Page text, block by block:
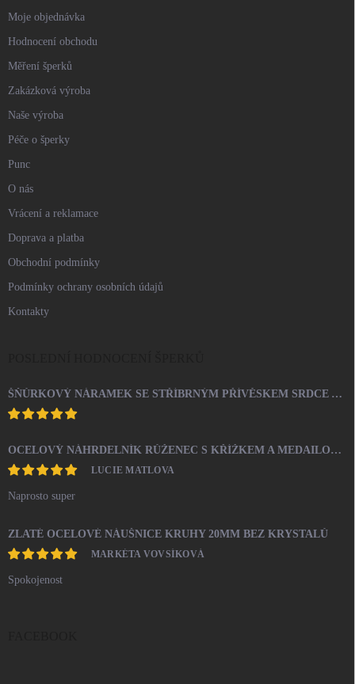
Moje objednávka
Hodnocení obchodu
Měření šperků
Zakázková výroba
Naše výroba
Péče o šperky
Punc
O nás
Vrácení a reklamace
Doprava a platba
Obchodní podmínky
Podmínky ochrany osobních údajů
Kontakty
ŠŇŮRKOVÝ NÁRAMEK SE STŘÍBRNÝM PŘÍVĚSKEM SRDCE A KRYSTALY SWAROVSKI CRYSTAL (STŘÍBRO 925/1000)
OCELOVÝ NÁHRDELNÍK RŮŽENEC S KŘÍŽKEM A MEDAILONEM
LUCIE MATLOVA
Naprosto super
ZLATÉ OCELOVÉ NÁUŠNICE KRUHY 20MM BEZ KRYSTALŮ
MARKÉTA VOVSÍKOVÁ
Spokojenost